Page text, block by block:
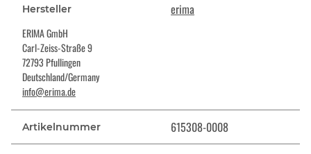
Hersteller erima
ERIMA GmbH
Carl-Zeiss-Straße 9
72793 Pfullingen
Deutschland/Germany
info@erima.de
Artikelnummer 615308-0008